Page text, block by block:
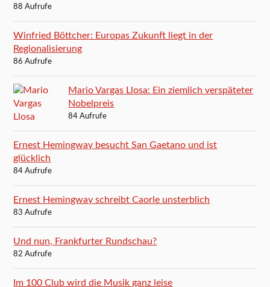
88 Aufrufe
Winfried Böttcher: Europas Zukunft liegt in der
Regionalisierung
86 Aufrufe
Mario Vargas Llosa: Ein ziemlich verspäteter
Nobelpreis
84 Aufrufe
Ernest Hemingway besucht San Gaetano und ist
glücklich
84 Aufrufe
Ernest Hemingway schreibt Caorle unsterblich
83 Aufrufe
Und nun, Frankfurter Rundschau?
82 Aufrufe
Im 100 Club wird die Musik ganz leise